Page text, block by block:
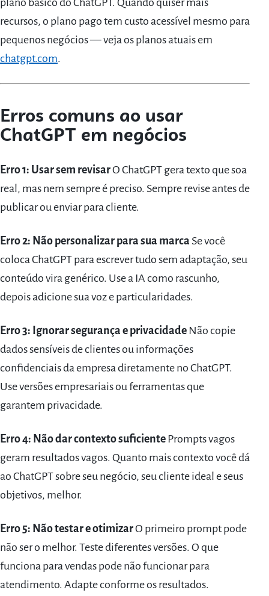
plano básico do ChatGPT. Quando quiser mais
recursos, o plano pago tem custo acessível mesmo para
pequenos negócios — veja os planos atuais em
chatgpt.com.
Erros comuns ao usar
ChatGPT em negócios
Erro 1: Usar sem revisarO ChatGPT gera texto que soa
real, mas nem sempre é preciso. Sempre revise antes de
publicar ou enviar para cliente.
Erro 2: Não personalizar para sua marca Se você
coloca ChatGPT para escrever tudo sem adaptação, seu
conteúdo vira genérico. Use a IA como rascunho,
depois adicione sua voz e particularidades.
Erro 3: Ignorar segurança e privacidade Não copie
dados sensíveis de clientes ou informações
confidenciais da empresa diretamente no ChatGPT.
Use versões empresariais ou ferramentas que
garantem privacidade.
Erro 4: Não dar contexto suficiente Prompts vagos
geram resultados vagos. Quanto mais contexto você dá
ao ChatGPT sobre seu negócio, seu cliente ideal e seus
objetivos, melhor.
Erro 5: Não testar e otimizarO primeiro prompt pode
não ser o melhor. Teste diferentes versões. O que
funciona para vendas pode não funcionar para
atendimento. Adapte conforme os resultados.